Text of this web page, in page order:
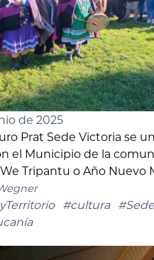
de 2025
Prat Sede Victoria se
el Municipio de la
Tripantu o Año Nuevo
#cultura